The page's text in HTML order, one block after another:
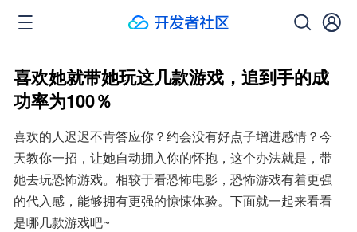
喜欢她就带她玩这几款游戏，追到手的成
功率为100％
喜欢的人迟迟不肯答应你？约会没有好点子增进感情？今
天教你一招，让她自动拥入你的怀抱，这个办法就是，带
她去玩恐怖游戏。相较于看恐怖电影，恐怖游戏有着更强
的代入感，能够拥有更强的惊悚体验。下面就一起来看看
是哪几款游戏吧~